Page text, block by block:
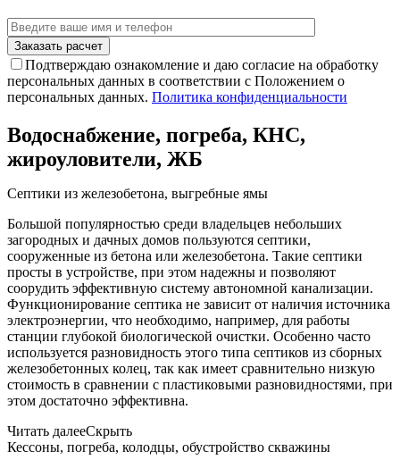
Подтверждаю ознакомление и даю согласие на обработку
персональных данных в соответствии с Положением о
персональных данных. Политика конфиденциальности
Водоснабжение, погреба, КНС,
жироуловители, ЖБ
Септики из железобетона, выгребные ямы
Большой популярностью среди владельцев небольших
загородных и дачных домов пользуются септики,
сооруженные из бетона или железобетона. Такие септики
просты в устройстве, при этом надежны и позволяют
соорудить эффективную систему автономной канализации.
Функционирование септика не зависит от наличия источника
электроэнергии, что необходимо, например, для работы
станции глубокой биологической очистки. Особенно часто
используется разновидность этого типа септиков из сборных
железобетонных колец, так как имеет сравнительно низкую
стоимость в сравнении с пластиковыми разновидностями, при
этом достаточно эффективна.
Читать далееСкрыть
Кессоны, погреба, колодцы, обустройство скважины